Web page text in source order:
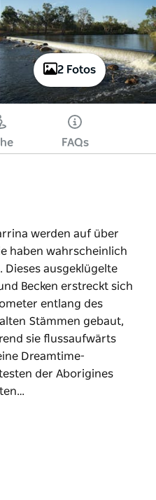
2 Fotos
FAQs
werden auf über
haben wahrscheinlich
ausgeklügelte
Becken erstreckt sich
entlang des
Stämmen gebaut,
sie flussaufwärts
Dreamtime-
der Aborigines
haben wahrscheinlich